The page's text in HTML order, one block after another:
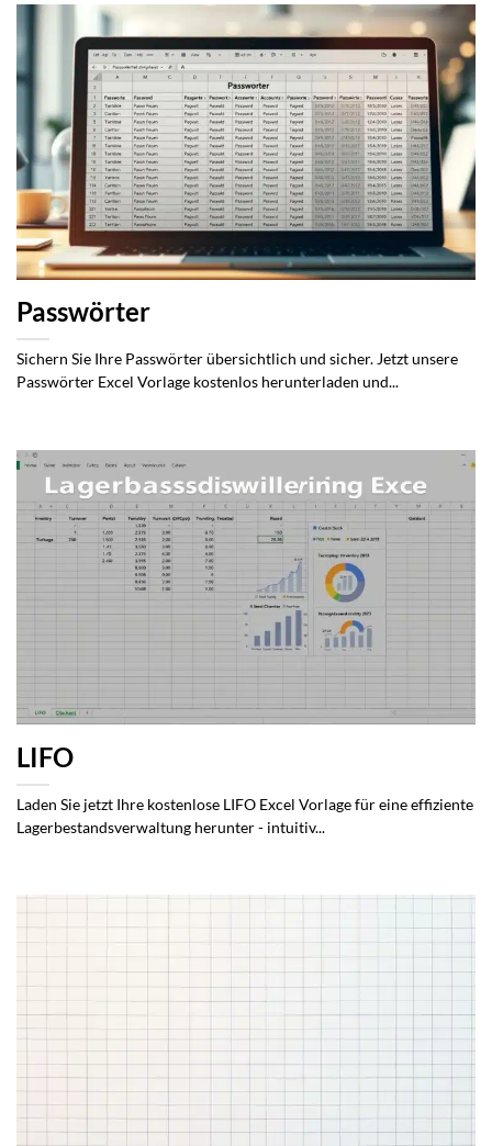
Passwörter
Sichern Sie Ihre Passwörter übersichtlich und sicher. Jetzt unsere
Passwörter Excel Vorlage kostenlos herunterladen und...
LIFO
Laden Sie jetzt Ihre kostenlose LIFO Excel Vorlage für eine effiziente
Lagerbestandsverwaltung herunter - intuitiv...